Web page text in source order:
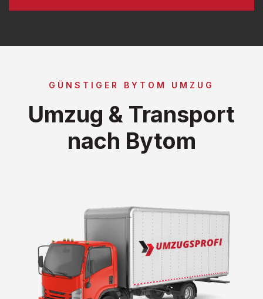
GÜNSTIGER BYTOM UMZUG
Umzug & Transport
nach Bytom